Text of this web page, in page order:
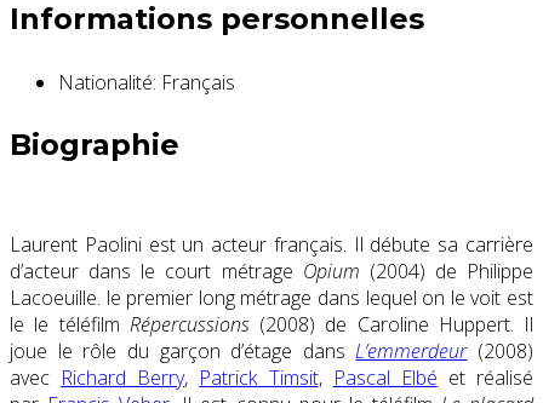
Informations personnelles
Nationalité: Français
Biographie
Laurent Paolini est un acteur français. Il débute sa carrière
d’acteur dans le court métrage Opium (2004) de Philippe
Lacoeuille. le premier long métrage dans lequel on le voit est
le le téléfilm Répercussions(2008) de Caroline Huppert. Il
joue le rôle du garçon d’étage dansL’emmerdeur(2008)
avec Richard Berry, Patrick Timsit, Pascal Elbé et réalisé